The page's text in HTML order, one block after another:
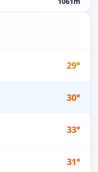
29°
30°
33°
31°